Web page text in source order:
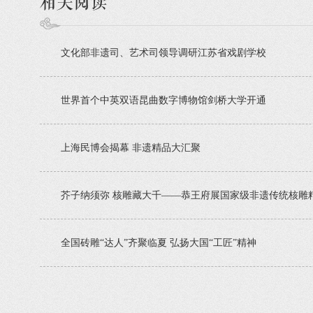
文化部非遗司、艺术司领导调研江苏省戏剧学校
世界首个中英双语昆曲数字博物馆剑桥大学开通
上海民博会揭幕 非遗精品大汇聚
芥子纳须弥 核雕藏大千——恭王府展国家级非遗传统核雕
全国砖雕“达人”齐聚临夏 弘扬大国“工匠”精神